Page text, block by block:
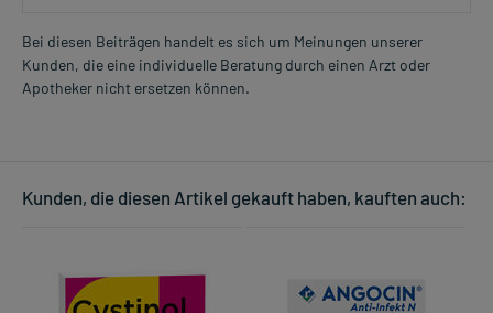
Bei diesen Beiträgen handelt es sich um Meinungen unserer
Kunden, die eine individuelle Beratung durch einen Arzt oder
Apotheker nicht ersetzen können.
Kunden, die diesen Artikel gekauft haben, kauften auch: